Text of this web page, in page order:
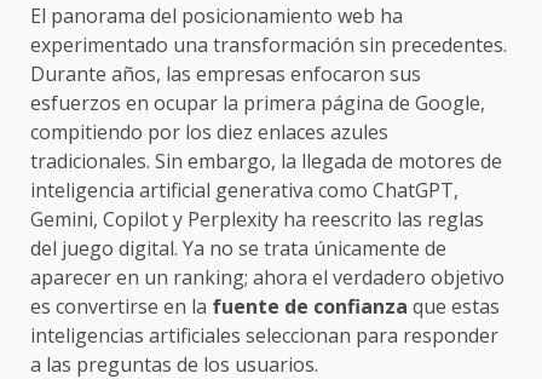
El panorama del posicionamiento web ha
experimentado una transformación sin precedentes.
Durante años, las empresas enfocaron sus
esfuerzos en ocupar la primera página de Google,
compitiendo por los diez enlaces azules
tradicionales. Sin embargo, la llegada de motores de
inteligencia artificial generativa como ChatGPT,
Gemini, Copilot y Perplexity ha reescrito las reglas
del juego digital. Ya no se trata únicamente de
aparecer en un ranking; ahora el verdadero objetivo
es convertirse en la fuente de confianza que estas
inteligencias artificiales seleccionan para responder
a las preguntas de los usuarios.